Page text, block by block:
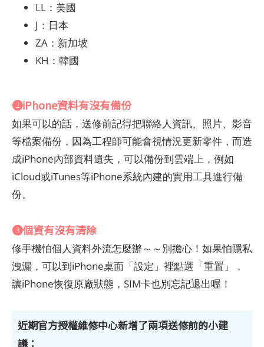
LL：美國
J：日本
ZA：新加坡
KH：韓國
❷iPhone資料有沒有備份
如果可以的話，送修前記得把聯絡人資訊、照片、影音
等檔案備份，因為工程師可能會視情況更新零件，而造
成iPhone內部資料遺失，可以備份到雲端上，例如
iCloud或iTunes等iPhone系統內建的實用工具進行備
份。
❸個資有沒有清除
修手機怕個人資料外流怎麼辦～～別擔心！如果怕隱私
洩漏，可以到iPhone桌面「設定」裡點選「重置」，
讓iPhone恢復原廠狀態，SIM卡也別忘記退出喔！
近期官方授權維修中心新增了兩項送修前的小建
議：